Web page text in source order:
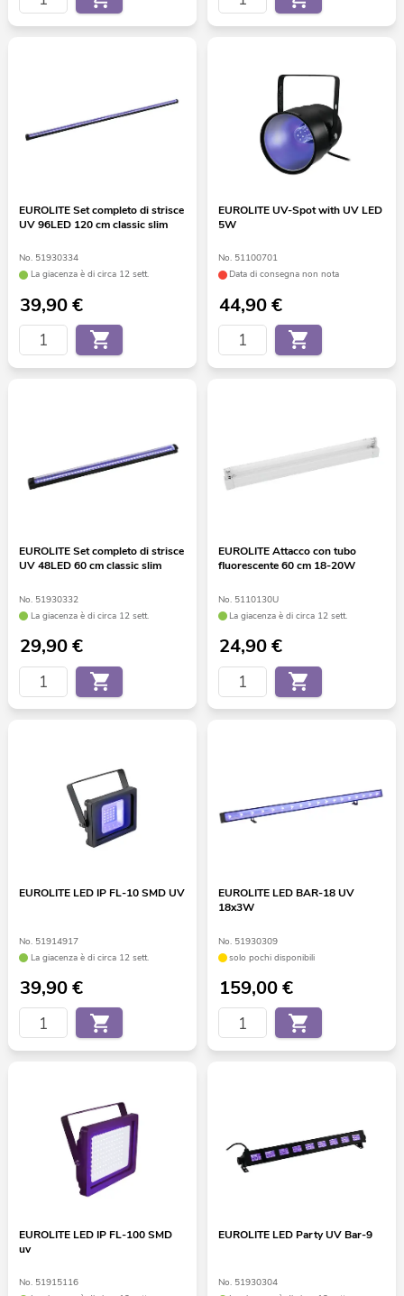
EUROLITE Set completo di strisce
UV 96LED 120 cm classic slim
No. 51930334
La giacenza è di circa 12 sett.
39,90€
EUROLITE UV-Spot with UV LED
5W
No. 51100701
Data di consegna non nota
44,90€
EUROLITE Set completo di strisce
UV 48LED 60 cm classic slim
No. 51930332
La giacenza è di circa 12 sett.
29,90€
EUROLITE Attacco con tubo
fluorescente 60 cm 18-20W
No. 5110130U
La giacenza è di circa 12 sett.
24,90€
EUROLITE LED IP FL-10 SMD UV
No. 51914917
La giacenza è di circa 12 sett.
39,90€
EUROLITE LED BAR-18 UV
18x3W
No. 51930309
solo pochi disponibili
159,00€
EUROLITE LED IP FL-100 SMD
uv
No. 51915116
EUROLITE LED Party UV Bar-9
No. 51930304